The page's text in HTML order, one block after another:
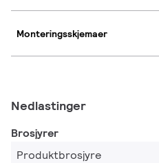
Monteringsskjemaer
Nedlastinger
Brosjyrer
Produktbrosjyre